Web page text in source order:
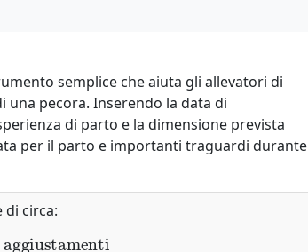
semplice che aiuta gli allevatori di
una pecora. Inserendo la data di
di parto e la dimensione prevista
per il parto e importanti traguardi durante
di circa: